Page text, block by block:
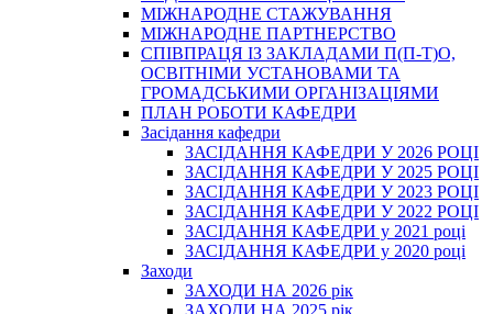
МІЖНАРОДНЕ СТАЖУВАННЯ
МІЖНАРОДНЕ ПАРТНЕРСТВО
СПІВПРАЦЯ ІЗ ЗАКЛАДАМИ П(П-Т)О,
ОСВІТНІМИ УСТАНОВАМИ ТА
ГРОМАДСЬКИМИ ОРГАНІЗАЦІЯМИ
ПЛАН РОБОТИ КАФЕДРИ
Засідання кафедри
ЗАСІДАННЯ КАФЕДРИ У 2026 РОЦІ
ЗАСІДАННЯ КАФЕДРИ У 2025 РОЦІ
ЗАСІДАННЯ КАФЕДРИ У 2023 РОЦІ
ЗАСІДАННЯ КАФЕДРИ У 2022 РОЦІ
ЗАСІДАННЯ КАФЕДРИ у 2021 році
ЗАСІДАННЯ КАФЕДРИ у 2020 році
Заходи
ЗАХОДИ НА 2026 рік
ЗАХОДИ НА 2025 рік